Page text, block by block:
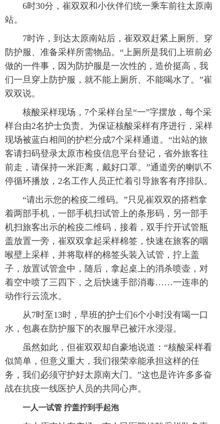
6时30分，崔双双和小伙伴们统一乘车前往太原南
站。
7时许，到达太原南站后，崔双双赶紧上厕所、穿
防护服、准备采样所需物品。“上厕所是我们上班前必
做的一件事，因为防护服是一次性的，造价挺高，我
们一旦穿上防护服，就不能上厕所、不能喝水了。”崔
双双说。
核酸采样现场，7个采样台呈“一”字摆放，每个采
样台由2名护士负责。为保证核酸采样有序进行，采样
现场被蓝白相间的护栏分成7个采样通道。“出站的旅
客请扫码登录太原市检疫信息平台登记，省外旅客往
前走，请保持一米距离，戴好口罩。”通道旁的喇叭不
停循环播放，2名工作人员正忙着引导旅客有序排队。
“请出示您的检疫二维码。”只见崔双双的搭档拿
着两部手机，一部手机扫试管上的条形码，另一部手
机扫旅客出示的检疫二维码，接着，双手拧开试管瓶
盖放置一旁，崔双双拿起采样棉签，快速在旅客的咽
喉壁上采样，并将取样的棉签头装入试管，拧上盖
子，放置试管盒中，随后，拿起桌上的消杀喷壶，对
着空中喷了三四下，之后快速手部消毒……一连串的
动作行云流水。
从7时至13时，早班的护士们6个小时没有喝一口
水，包裹在防护服下的衣服早已被汗水浸湿。
虽然如此，但崔双双却自豪地说道：“核酸采样看
似简单，但意义重大，我们很荣幸能承担这样的任
务，我们必须守护好太原南大门。”这也是许许多多奋
战在抗疫一线医护人员的共同心声。
一人一试管 拧盖拧到手起泡